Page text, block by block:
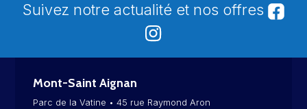
Suivez notre actualité et nos offres
Mont-Saint Aignan
Parc de la Vatine • 45 rue Raymond Aron